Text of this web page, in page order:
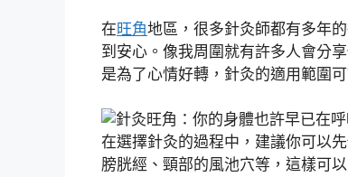
在旺角地區，很多針灸師都有多年
到安心。像我周圍就有許多人會分
是為了心情好轉，針灸的適用範圍可
在選擇針灸的過程中，建議你可以
膀胱經、頸部的風池穴等，這樣可